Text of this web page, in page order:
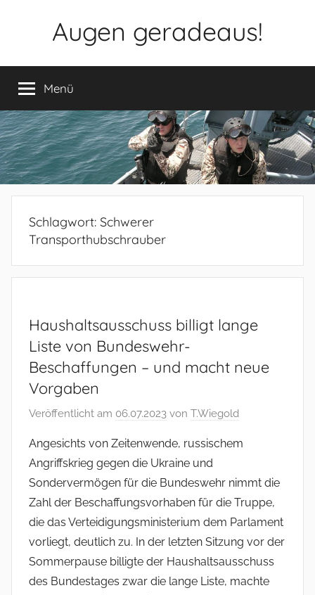
Augen geradeaus!
Menü
Schlagwort: Schwerer
Transporthubschrauber
Haushaltsausschuss billigt lange
Liste von Bundeswehr-
Beschaffungen – und macht neue
Vorgaben
Veröffentlicht am 06.07.2023 von T.Wiegold
Angesichts von Zeitenwende, russischem
Angriffskrieg gegen die Ukraine und
Sondervermögen für die Bundeswehr nimmt die
Zahl der Beschaffungsvorhaben für die Truppe,
die das Verteidigungsministerium dem Parlament
vorliegt, deutlich zu. In der letzten Sitzung vor der
Sommerpause billigte der Haushaltsausschuss
des Bundestages zwar die lange Liste, machte